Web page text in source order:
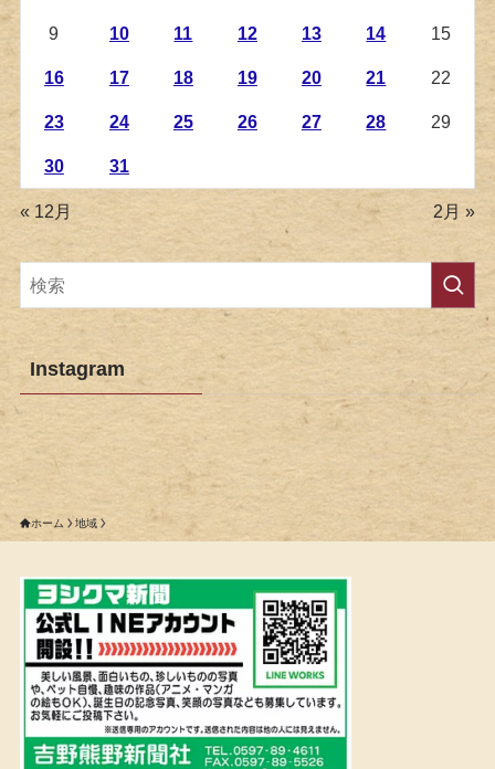
9 10 11 12 13 14 15
16 17 18 19 20 21 22
23 24 25 26 27 28 29
30 31
« 12月 2月 »
Instagram
ホーム 地域